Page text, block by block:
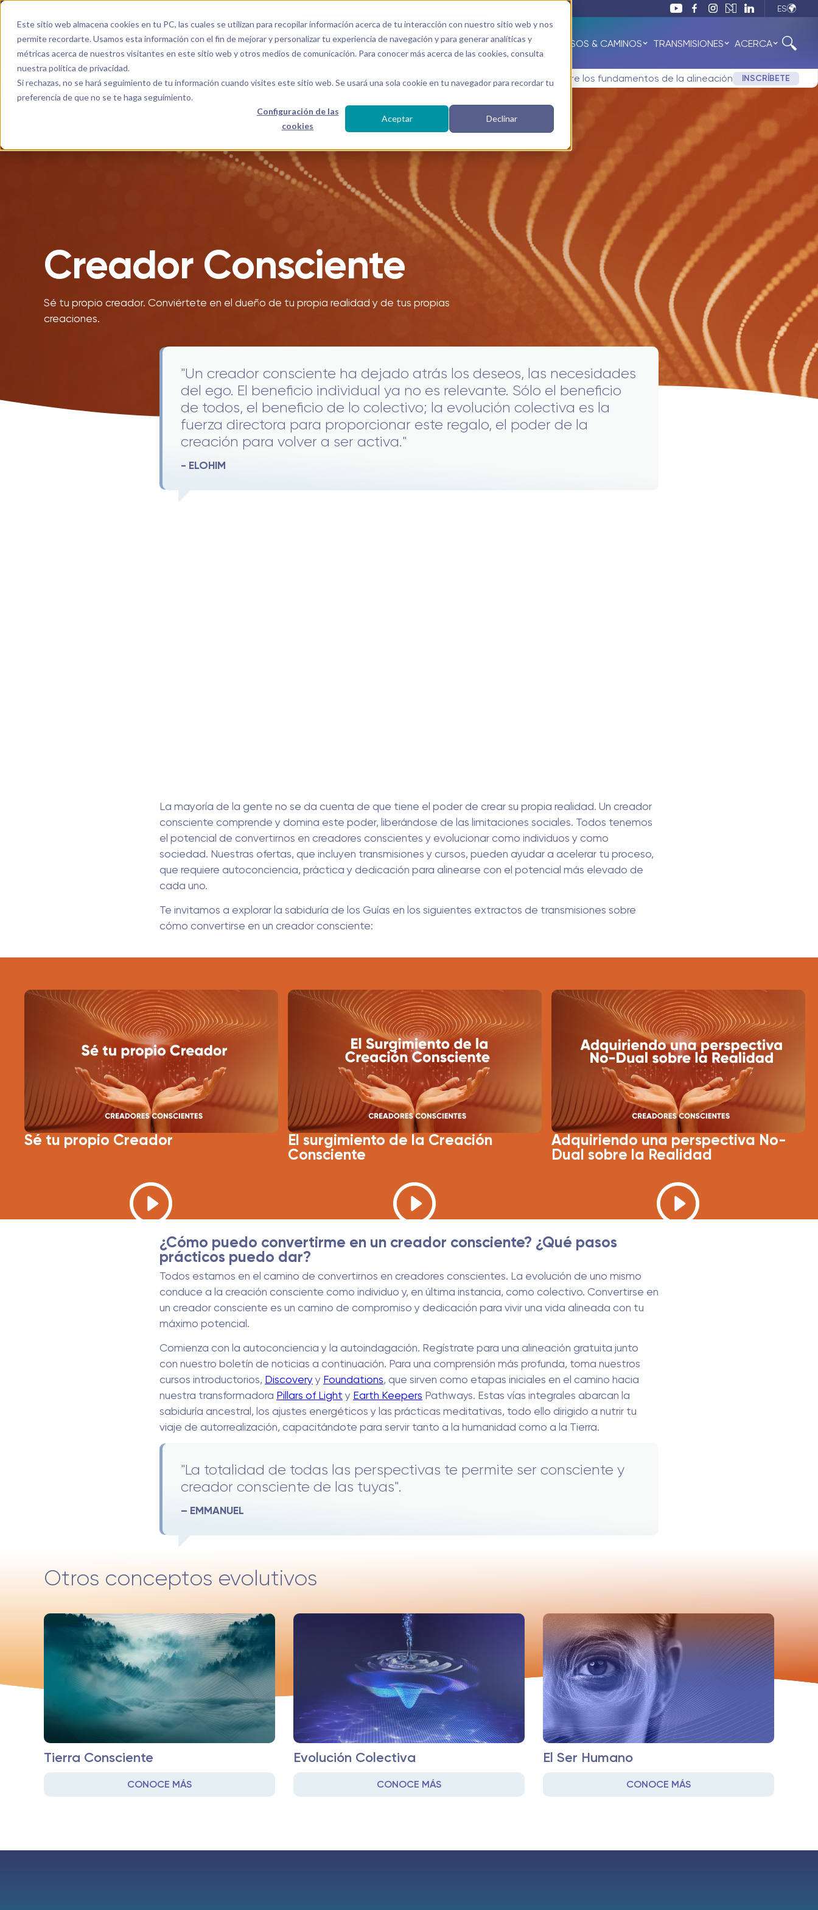
Este sitio web almacena cookies en tu PC, las cuales se utilizan para recopilar información acerca de tu interacción con nuestro sitio web y nos
permite recordarte. Usamos esta información con el fin de mejorar y personalizar tu experiencia de navegación y para generar analíticas y
métricas acerca de nuestros visitantes en este sitio web y otros medios de comunicación. Para conocer más acerca de las cookies, consulta
nuestra política de privacidad.
Si rechazas, no se hará seguimiento de tu información cuando visites este sitio web. Se usará una sola cookie en tu navegador para recordar tu
preferencia de que no se te haga seguimiento.
Configuración de las
cookies
Aceptar Declinar
ES
CONCEPTOS CURSOS & CAMINOS TRANSMISIONES ACERCA
Discovery Series: Alineando el Ser y la Tierra – Descubre los fundamentos de la alineación INSCRÍBETE
Creador Consciente
Sé tu propio creador. Conviértete en el dueño de tu propia realidad y de tus propias
creaciones.
"Un creador consciente ha dejado atrás los deseos, las necesidades
del ego. El beneficio individual ya no es relevante. Sólo el beneficio
de todos, el beneficio de lo colectivo; la evolución colectiva es la
fuerza directora para proporcionar este regalo, el poder de la
creación para volver a ser activa."
- ELOHIM
La mayoría de la gente no se da cuenta de que tiene el poder de crear su propia realidad. Un creador
consciente comprende y domina este poder, liberándose de las limitaciones sociales. Todos tenemos
el potencial de convertirnos en creadores conscientes y evolucionar como individuos y como
sociedad. Nuestras ofertas, que incluyen transmisiones y cursos, pueden ayudar a acelerar tu proceso,
que requiere autoconciencia, práctica y dedicación para alinearse con el potencial más elevado de
cada uno.
Te invitamos a explorar la sabiduría de los Guías en los siguientes extractos de transmisiones sobre
cómo convertirse en un creador consciente:
Sé tu propio Creador
El surgimiento de la Creación
Consciente
Adquiriendo una perspectiva No-
Dual sobre la Realidad
¿Cómo puedo convertirme en un creador consciente? ¿Qué pasos
prácticos puedo dar?
Todos estamos en el camino de convertirnos en creadores conscientes. La evolución de uno mismo
conduce a la creación consciente como individuo y, en última instancia, como colectivo. Convertirse en
un creador consciente es un camino de compromiso y dedicación para vivir una vida alineada con tu
máximo potencial.
Comienza con la autoconciencia y la autoindagación. Regístrate para una alineación gratuita junto
con nuestro boletín de noticias a continuación. Para una comprensión más profunda, toma nuestros
cursos introductorios, Discovery y Foundations, que sirven como etapas iniciales en el camino hacia
nuestra transformadora Pillars of Light y Earth Keepers Pathways. Estas vías integrales abarcan la
sabiduría ancestral, los ajustes energéticos y las prácticas meditativas, todo ello dirigido a nutrir tu
viaje de autorrealización, capacitándote para servir tanto a la humanidad como a la Tierra.
"La totalidad de todas las perspectivas te permite ser consciente y
creador consciente de las tuyas".
– EMMANUEL
Otros conceptos evolutivos
Tierra Consciente
CONOCE MÁS
Evolución Colectiva
CONOCE MÁS
El Ser Humano
CONOCE MÁS